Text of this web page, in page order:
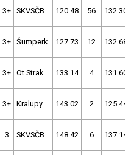
3+ SKVSČB 120.48 56 132.30
3+ Šumperk 127.73 12 132.68
3+ Ot.Strak 133.14 4 131.60
3+ Kralupy 143.02 2 125.44
3 SKVSČB 148.42 6 137.14